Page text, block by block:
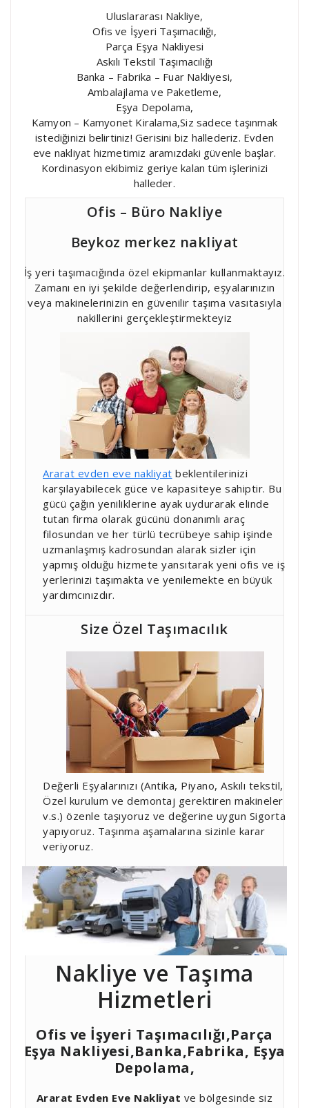
Uluslararası Nakliye,
Ofis ve İşyeri Taşımacılığı,
Parça Eşya Nakliyesi
Askılı Tekstil Taşımacılığı
Banka – Fabrika – Fuar Nakliyesi,
Ambalajlama ve Paketleme,
Eşya Depolama,
Kamyon – Kamyonet Kiralama,Siz sadece taşınmak
istediğinizi belirtiniz! Gerisini biz hallederiz. Evden
eve nakliyat hizmetimiz aramızdaki güvenle başlar.
Kordinasyon ekibimiz geriye kalan tüm işlerinizi
halleder.
Ofis – Büro Nakliye
Beykoz merkez nakliyat
İş yeri taşımacığında özel ekipmanlar kullanmaktayız.
Zamanı en iyi şekilde değerlendirip, eşyalarınızın
veya makinelerinizin en güvenilir taşıma vasıtasıyla
nakillerini gerçekleştirmekteyiz
Ararat evden eve nakliyat beklentilerinizi
karşılayabilecek güce ve kapasiteye sahiptir. Bu
gücü çağın yeniliklerine ayak uydurarak elinde
tutan firma olarak gücünü donanımlı araç
filosundan ve her türlü tecrübeye sahip işinde
uzmanlaşmış kadrosundan alarak sizler için
yapmış olduğu hizmete yansıtarak yeni ofis ve iş
yerlerinizi taşımakta ve yenilemekte en büyük
yardımcınızdır.
Size Özel Taşımacılık
Değerli Eşyalarınızı (Antika, Piyano, Askılı tekstil,
Özel kurulum ve demontaj gerektiren makineler
v.s.) özenle taşıyoruz ve değerine uygun Sigorta
yapıyoruz. Taşınma aşamalarına sizinle karar
veriyoruz.
Nakliye ve Taşıma
Hizmetleri
Ofis ve İşyeri Taşımacılığı,Parça
Eşya Nakliyesi,Banka,Fabrika, Eşya
Depolama,
Ararat Evden Eve Nakliyat ve bölgesinde siz